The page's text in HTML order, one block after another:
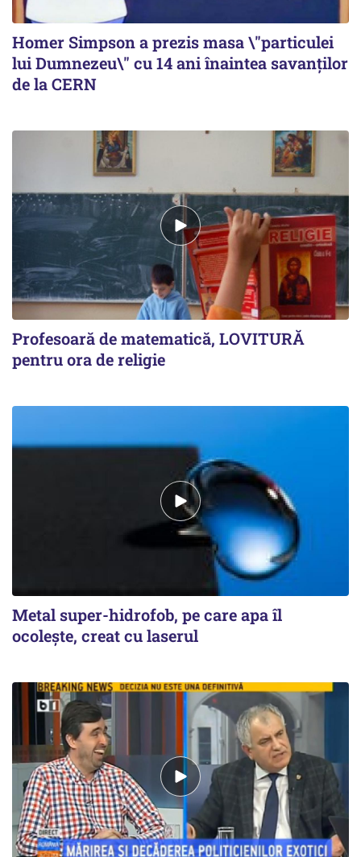
Homer Simpson a prezis masa \"particulei
lui Dumnezeu\" cu 14 ani înaintea savanţilor
de la CERN
Profesoară de matematică, LOVITURĂ
pentru ora de religie
Metal super-hidrofob, pe care apa îl
ocolește, creat cu laserul